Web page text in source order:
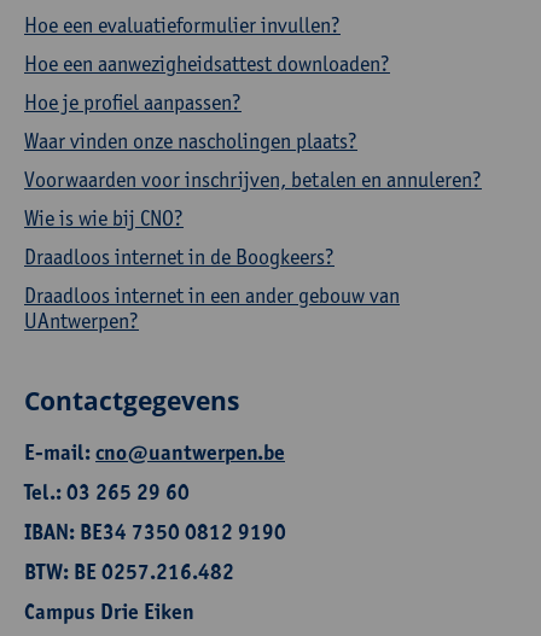
Hoe een evaluatieformulier invullen?
Hoe een aanwezigheidsattest downloaden?
Hoe je profiel aanpassen?
Waar vinden onze nascholingen plaats?
Voorwaarden voor inschrijven, betalen en annuleren?
Wie is wie bij CNO?
Draadloos internet in de Boogkeers?
Draadloos internet in een ander gebouw van
UAntwerpen?
Contactgegevens
E-mail:cno@uantwerpen.be
Tel.: 03 265 29 60
IBAN: BE34 7350 0812 9190
BTW: BE 0257.216.482
Campus Drie Eiken